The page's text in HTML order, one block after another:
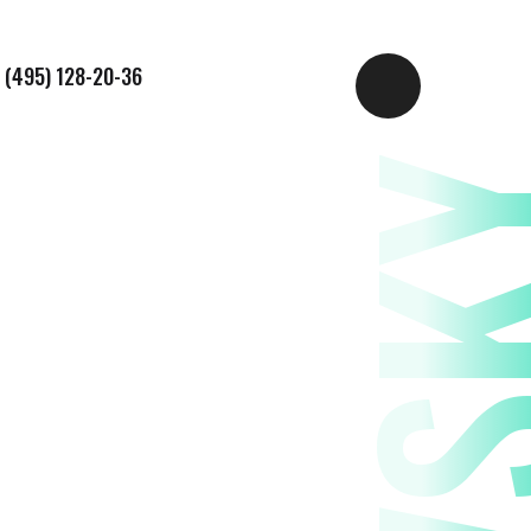
(495) 128-20-36